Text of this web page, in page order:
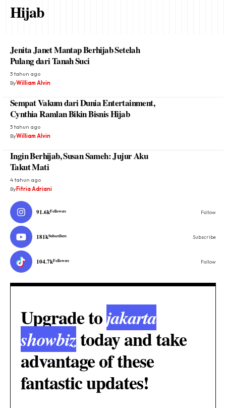
Hijab
Jenita Janet Mantap Berhijab Setelah
Pulang dari Tanah Suci
3 tahun ago
ByWilliam Alvin
Sempat Vakum dari Dunia Entertainment,
Cynthia Ramlan Bikin Bisnis Hijab
3 tahun ago
ByWilliam Alvin
Ingin Berhijab, Susan Sameh: Jujur Aku
Takut Mati
4 tahun ago
ByFitria Adriani
91.6kFollowers Follow
181kSubscribers Subscribe
104.7kFollowers Follow
Upgrade tojakarta
showbiztoday and take
advantage of these
fantastic updates!